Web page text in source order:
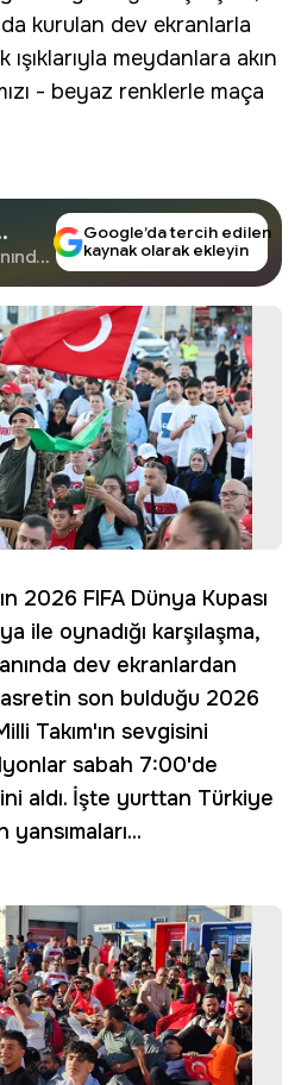
kurulan dev ekranlarla
meydanlara akın
- beyaz renklerle maça
Google’da tercih edilen
kaynak olarak ekleyin
2026 FIFA Dünya Kupası
ile oynadığı karşılaşma,
dev ekranlardan
son bulduğu 2026
Takım'ın sevgisini
sabah 7:00'de
aldı. İşte yurttan Türkiye
yansımaları...